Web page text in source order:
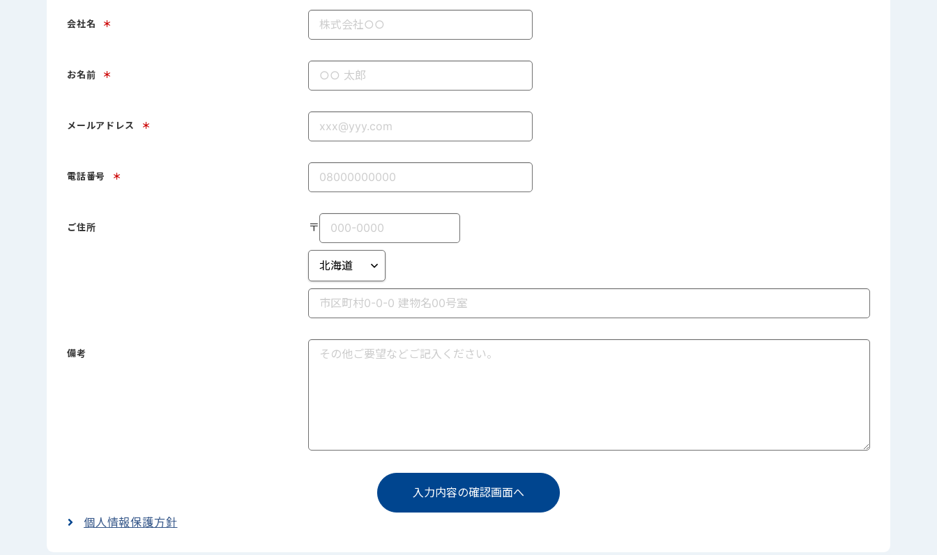
会社名 ＊
お名前 ＊
メールアドレス ＊
電話番号 ＊
ご住所 〒
備考
入力内容の確認画面へ
個人情報保護方針